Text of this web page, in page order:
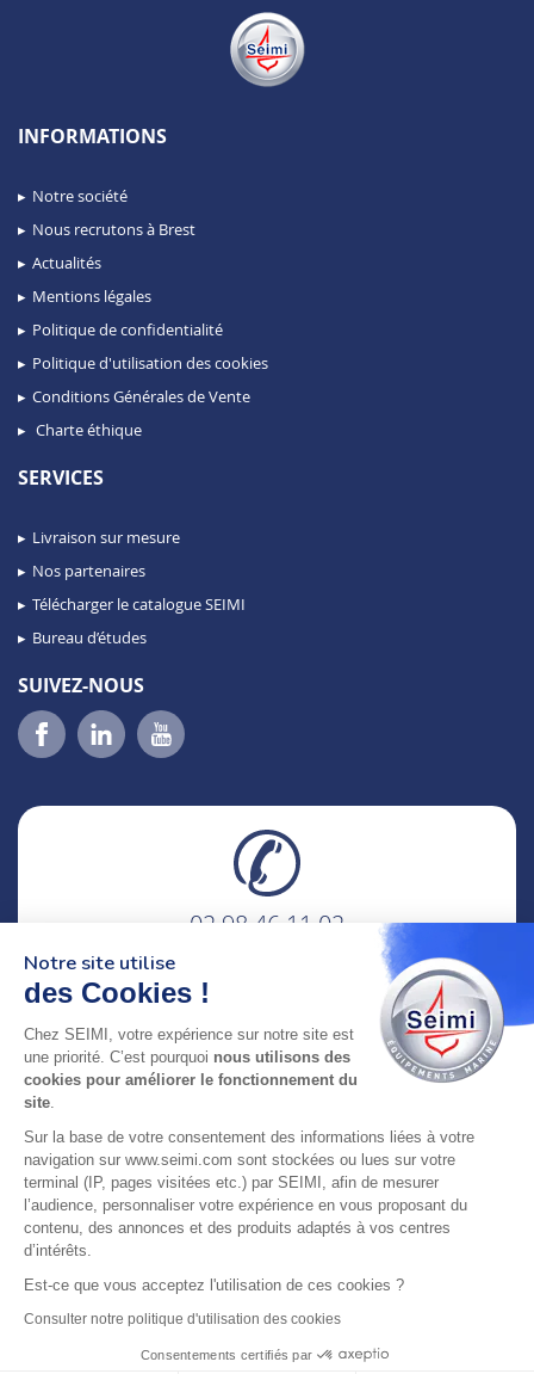
INFORMATIONS
Notre société
Nous recrutons à Brest
Actualités
Mentions légales
Politique de confidentialité
Politique d'utilisation des cookies
Conditions Générales de Vente
Charte éthique
SERVICES
Livraison sur mesure
Nos partenaires
Télécharger le catalogue SEIMI
Bureau d’études
SUIVEZ-NOUS
02 98 46 11 02
adresse : 75 Rue Amiral Troude,
29200 Brest FRANCE
SEIMI, UNE ENTREPRISE CERTIFIÉE, ENGAGÉE ET
LABELLISÉE
© 2024 SEIMI - Tous droits réservés
Notre site utilise
des Cookies !
Chez SEIMI, votre expérience sur notre site est
une priorité. C’est pourquoi nous utilisons des
cookies pour améliorer le fonctionnement du
site.
Sur la base de votre consentement des informations liées à votre
navigation sur www.seimi.com sont stockées ou lues sur votre
terminal (IP, pages visitées etc.) par SEIMI, afin de mesurer
l’audience, personnaliser votre expérience en vous proposant du
contenu, des annonces et des produits adaptés à vos centres
d’intérêts.
Est-ce que vous acceptez l'utilisation de ces cookies ?
Consulter notre politique d'utilisation des cookies
Consentements certifiés par